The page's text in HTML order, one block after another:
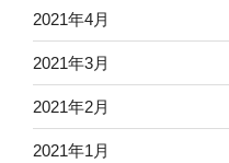
2021年4月
2021年3月
2021年2月
2021年1月